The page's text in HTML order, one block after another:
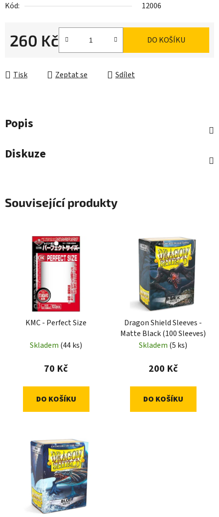
Kód:
12006
260 Kč DO KOŠÍKU
Tisk Zeptat se Sdílet
Popis
Diskuze
Související produkty
KMC - Perfect Size
Skladem (44 ks)
70 Kč
DO KOŠÍKU
Dragon Shield Sleeves -
Matte Black (100 Sleeves)
Skladem (5 ks)
200 Kč
DO KOŠÍKU